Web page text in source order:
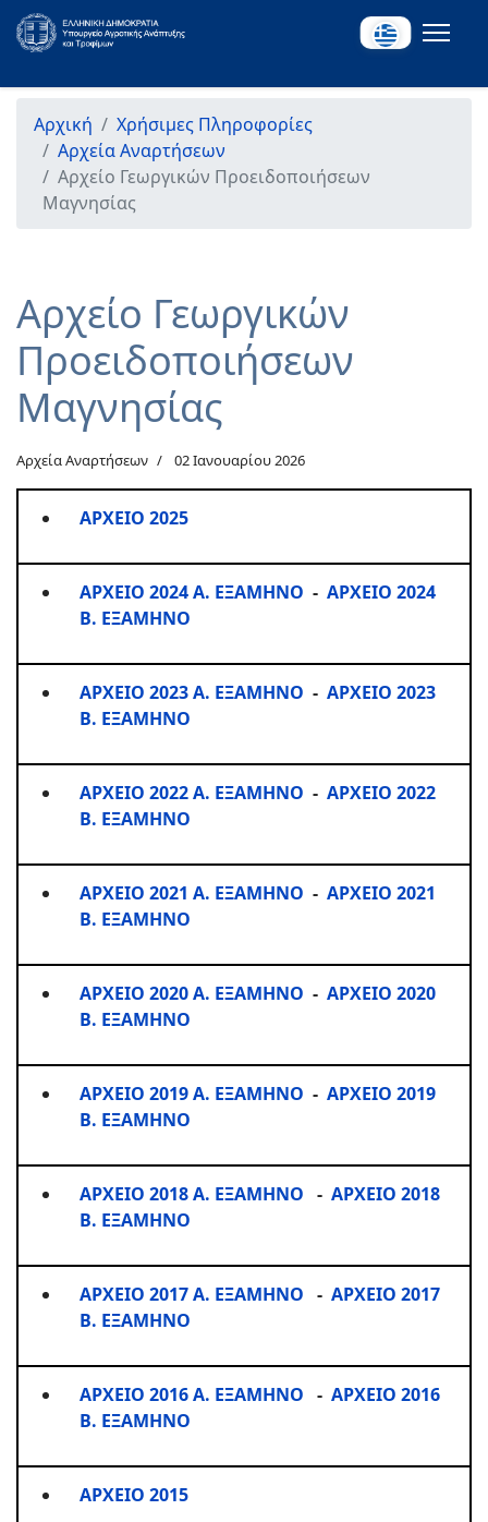
Αρχική
Χρήσιμες Πληροφορίες
Αρχεία Αναρτήσεων
Αρχείο Γεωργικών Προειδοποιήσεων
Μαγνησίας
Αρχείο Γεωργικών
Προειδοποιήσεων
Μαγνησίας
Αρχεία Αναρτήσεων 02 Ιανουαρίου 2026
ΑΡΧΕΙΟ 2025
ΑΡΧΕΙΟ 2024 Α. ΕΞΑΜΗΝΟ - ΑΡΧΕΙΟ 2024
Β. ΕΞΑΜΗΝΟ
ΑΡΧΕΙΟ 2023 Α. ΕΞΑΜΗΝΟ - ΑΡΧΕΙΟ 2023
Β. ΕΞΑΜΗΝΟ
ΑΡΧΕΙΟ 2022 Α. ΕΞΑΜΗΝΟ - ΑΡΧΕΙΟ 2022
Β. ΕΞΑΜΗΝΟ
ΑΡΧΕΙΟ 2021 Α. ΕΞΑΜΗΝΟ - ΑΡΧΕΙΟ 2021
Β. ΕΞΑΜΗΝΟ
ΑΡΧΕΙΟ 2020 Α. ΕΞΑΜΗΝΟ - ΑΡΧΕΙΟ 2020
Β. ΕΞΑΜΗΝΟ
ΑΡΧΕΙΟ 2019 Α. ΕΞΑΜΗΝΟ - ΑΡΧΕΙΟ 2019
Β. ΕΞΑΜΗΝΟ
ΑΡΧΕΙΟ 2018 Α. ΕΞΑΜΗΝΟ - ΑΡΧΕΙΟ 2018
Β. ΕΞΑΜΗΝΟ
ΑΡΧΕΙΟ 2017 Α. ΕΞΑΜΗΝΟ - ΑΡΧΕΙΟ 2017
Β. ΕΞΑΜΗΝΟ
ΑΡΧΕΙΟ 2016 Α. ΕΞΑΜΗΝΟ - ΑΡΧΕΙΟ 2016
Β. ΕΞΑΜΗΝΟ
ΑΡΧΕΙΟ 2015